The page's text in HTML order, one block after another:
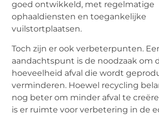
goed ontwikkeld, met regelmatige
ophaaldiensten en toegankelijke
vuilstortplaatsen.
Toch zijn er ook verbeterpunten.
aandachtspunt is de noodzaak om
hoeveelheid afval die wordt
verminderen. Hoewel recycling
nog beter om minder afval te
is er ruimte voor verbetering in de